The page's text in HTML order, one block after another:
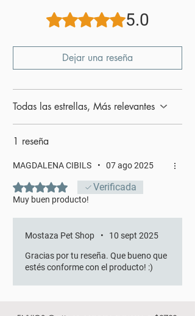
Obtuvo 5 de 5 estrellas.
5.0
Dejar una reseña
Todas las estrellas, Más relevantes
1 reseña
MAGDALENA CIBILS • 07 ago 2025
Obtuvo 5 de 5 estrellas.Verificada
Muy buen producto!
Mostaza Pet Shop • 10 sept 2025
Gracias por tu reseña. Que bueno que
estés conforme con el producto! :)